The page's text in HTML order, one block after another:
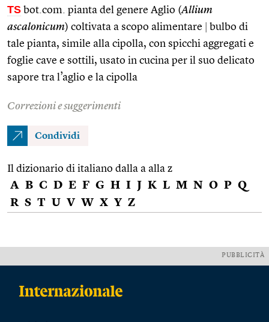
TS bot.com. pianta del genere Aglio (Allium
ascalonicum) coltivata a scopo alimentare
bulbo di
tale pianta, simile alla cipolla, con spicchi aggregati e
foglie cave e sottili, usato in cucina per il suo delicato
sapore tra l’aglio e la cipolla
Correzioni e suggerimenti
Condividi
Il dizionario di italiano dalla a alla z
A B C D E F G H I J K L M N O P Q
R S T U V W X Y Z
PUBBLICITÀ